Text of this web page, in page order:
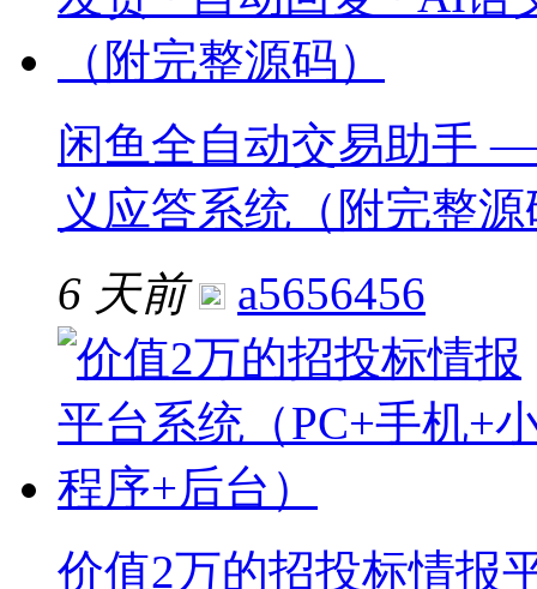
闲鱼全自动交易助手
义应答系统（附完整
6 天前
a5656456
价值2万的招投标情报